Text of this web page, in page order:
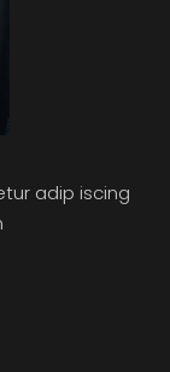
adip iscing